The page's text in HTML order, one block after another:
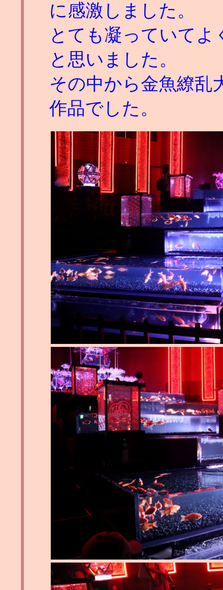
に感激しました。
とても凝っていて
と思いました。
その中から金魚繚乱
作品でした。